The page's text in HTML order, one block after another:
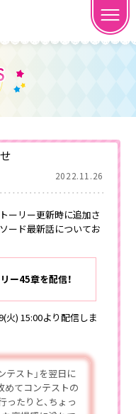
2022.11.26
ーリー更新時に追加さ
ード最新話についてお
ー45章を配信！
火) 15:00より配信しま
テスト」を翌日に
めてコンテストの
ったりと、ちょっ